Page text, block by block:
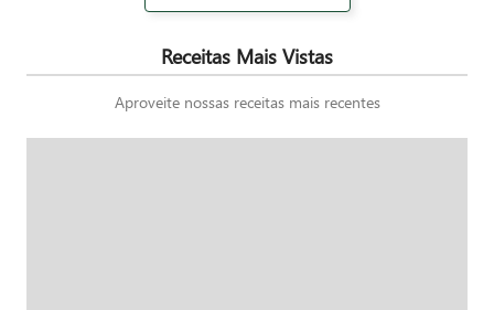
Receitas Mais Vistas
Aproveite nossas receitas mais recentes